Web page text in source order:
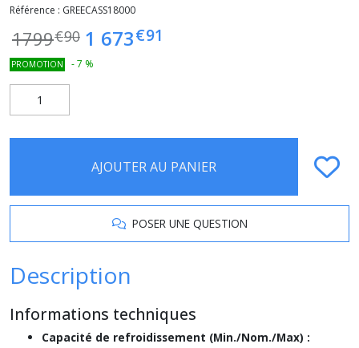
Référence : GREECASS18000
1799€90 1 673€91
PROMOTION -7 %
AJOUTER AU PANIER
POSER UNE QUESTION
Description
Informations techniques
Capacité de refroidissement (Min./Nom./Max) :